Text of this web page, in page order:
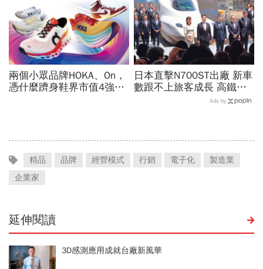
兩個小眾品牌HOKA、On，
憑什麼躋身鞋界市值4強、
日本直擊N700ST出廠 新車
數跟不上旅客成長 高鐵遇3
Ads by
精品 品牌 經營模式 行銷 電子化
製造業
企業家
延伸閱讀
3D感測應用成就台廠新風華